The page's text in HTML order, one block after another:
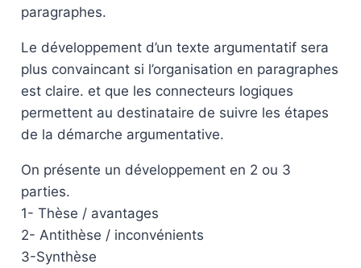
paragraphes.
Le développement d’un texte argumentatif sera
plus convaincant si l’organisation en paragraphes
est claire. et que les connecteurs logiques
permettent au destinataire de suivre les étapes
de la démarche argumentative.
On présente un développement en 2 ou 3
parties.
1- Thèse / avantages
2- Antithèse / inconvénients
3-Synthèse